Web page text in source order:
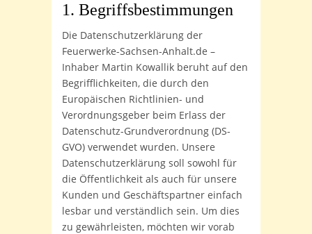
1. Begriffsbestimmungen
Die Datenschutzerklärung der
Feuerwerke-Sachsen-Anhalt.de –
Inhaber Martin Kowallik beruht auf den
Begrifflichkeiten, die durch den
Europäischen Richtlinien- und
Verordnungsgeber beim Erlass der
Datenschutz-Grundverordnung (DS-
GVO) verwendet wurden. Unsere
Datenschutzerklärung soll sowohl für
die Öffentlichkeit als auch für unsere
Kunden und Geschäftspartner einfach
lesbar und verständlich sein. Um dies
zu gewährleisten, möchten wir vorab